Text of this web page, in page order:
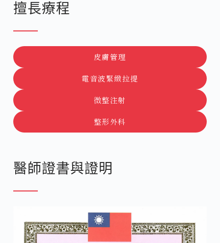
擅長療程
皮膚管理
電音波緊緻拉提
微整注射
整形外科
醫師證書與證明